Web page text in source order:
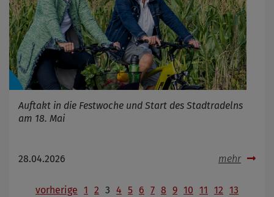
Auftakt in die Festwoche und Start des Stadtradelns
am 18. Mai
28.04.2026 mehr
vorherige 1 2 3 4 5 6 7 8 9 10 11 12 13